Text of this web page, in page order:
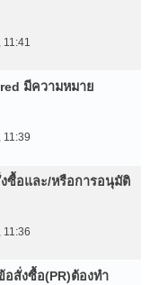
11:41
มีความหมาย
11:39
ซื้อและ/หรือการอนุมัติ
11:36
สั่งซื้อ(PR)ต้องทำ